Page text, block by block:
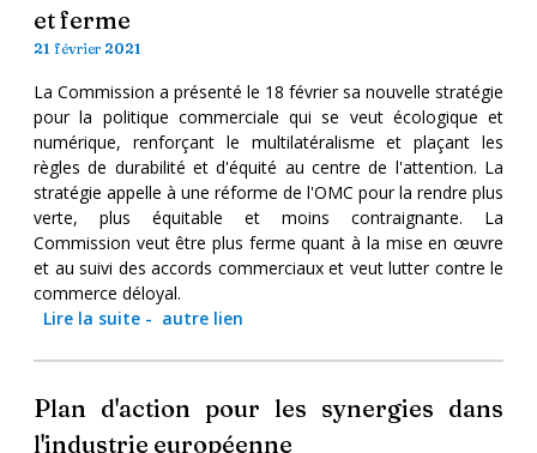
et ferme
21 février 2021
La Commission a présenté le 18 février sa nouvelle stratégie
pour la politique commerciale qui se veut écologique et
numérique, renforçant le multilatéralisme et plaçant les
règles de durabilité et d'équité au centre de l'attention. La
stratégie appelle à une réforme de l'OMC pour la rendre plus
verte, plus équitable et moins contraignante. La
Commission veut être plus ferme quant à la mise en œuvre
et au suivi des accords commerciaux et veut lutter contre le
commerce déloyal.
Lire la suite - autre lien
Plan d'action pour les synergies dans
l'industrie européenne